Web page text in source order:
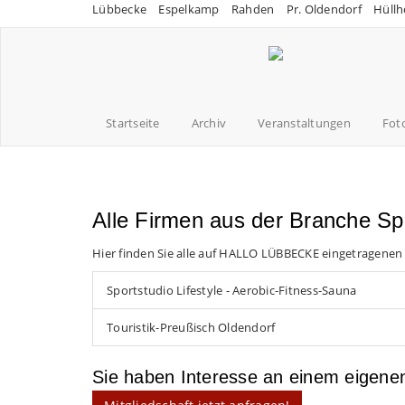
Lübbecke Espelkamp Rahden Pr. Oldendorf
Startseite Archiv Veranstaltungen
Alle Firmen aus der Branche
Hier finden Sie alle auf HALLO LÜBBECKE
Sportstudio Lifestyle - Aerobic-Fitness-Sauna
Touristik-Preußisch Oldendorf
Sie haben Interesse an einem